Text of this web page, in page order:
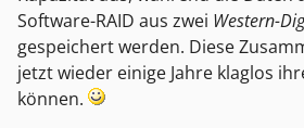
Software-RAID aus zwei Western-
gespeichert werden. Diese
jetzt wieder einige Jahre klaglos
können.